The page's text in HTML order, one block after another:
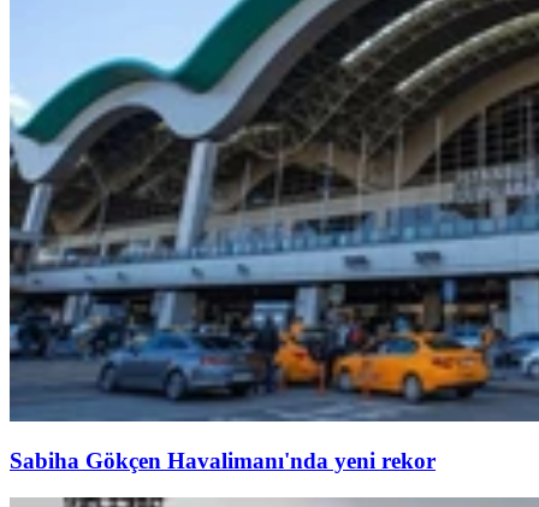
Sabiha Gökçen Havalimanı'nda yeni rekor